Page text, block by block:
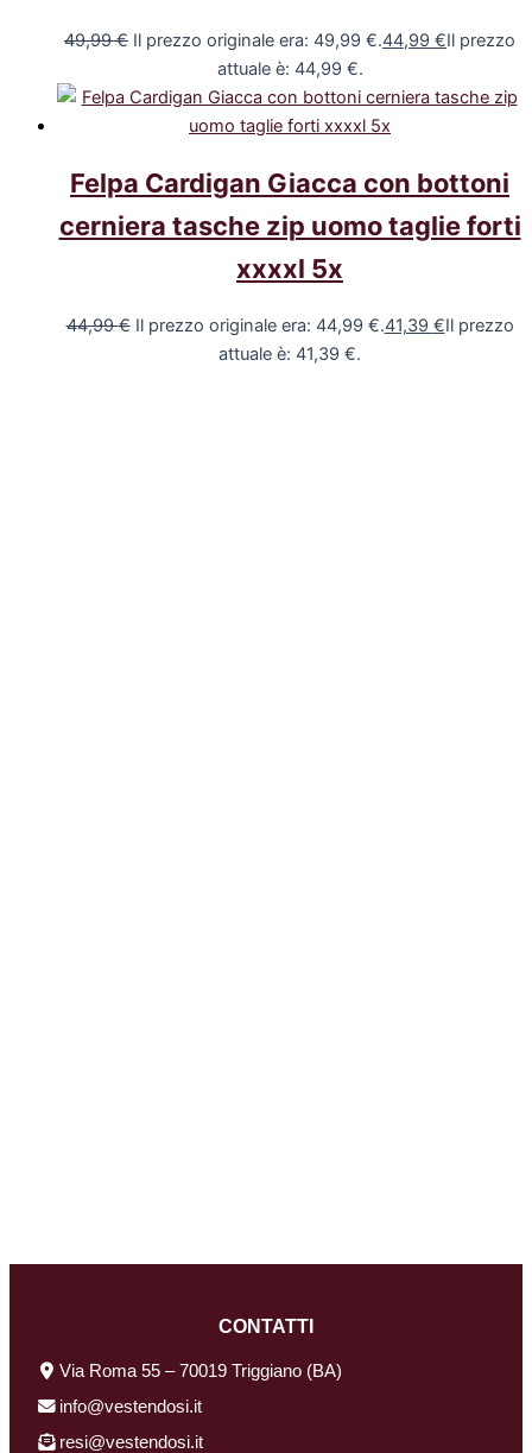
49,99€ Il prezzo originale era: 49,99 €.44,99 €Il prezzo
attuale è: 44,99 €.
Felpa Cardigan Giacca con bottoni
cerniera tasche zip uomo taglie forti
xxxxl 5x
44,99€ Il prezzo originale era: 44,99 €.41,39 €Il prezzo
attuale è: 41,39 €.
CONTATTI
Via Roma 55 – 70019 Triggiano (BA)
info@vestendosi.it
resi@vestendosi.it